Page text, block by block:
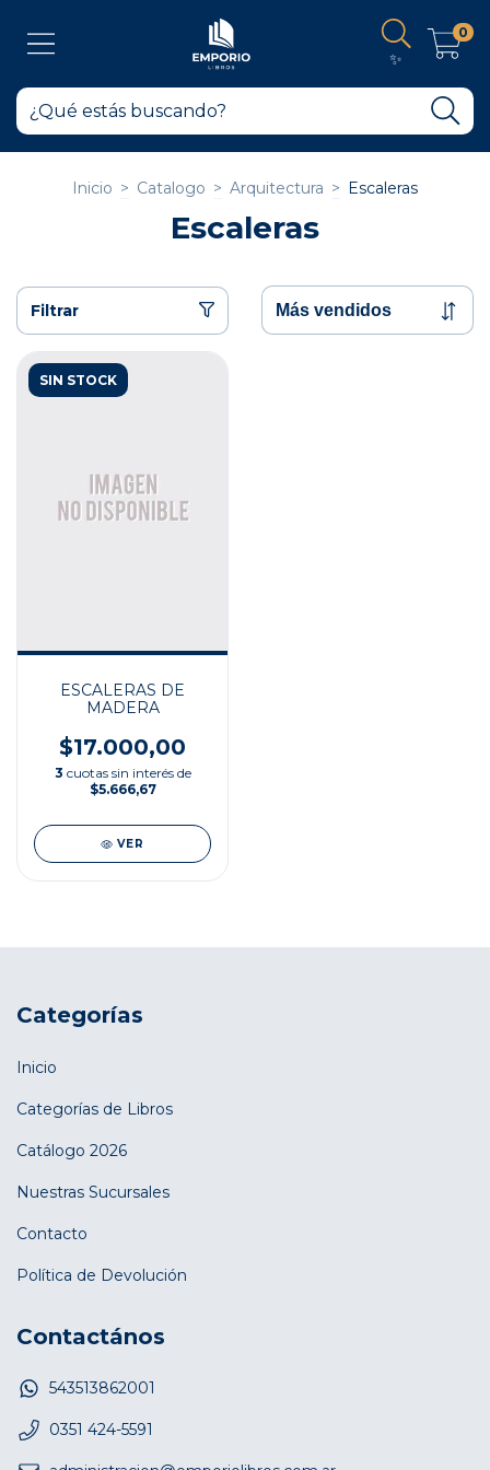
✨
0
Inicio > Catalogo > Arquitectura > Escaleras
Escaleras
Filtrar
SIN STOCK
ESCALERAS DE
MADERA
$17.000,00
3 cuotas sin interés de
$5.666,67
VER
Categorías
Inicio
Categorías de Libros
Catálogo 2026
Nuestras Sucursales
Contacto
Política de Devolución
Contactános
543513862001
0351 424-5591